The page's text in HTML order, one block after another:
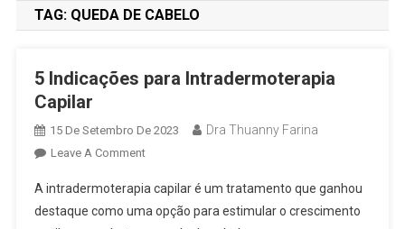
TAG: QUEDA DE CABELO
5 Indicações para Intradermoterapia
Capilar
15 De Setembro De 2023 Dra Thuanny Farina
Leave A Comment
A intradermoterapia capilar é um tratamento que ganhou
destaque como uma opção para estimular o crescimento